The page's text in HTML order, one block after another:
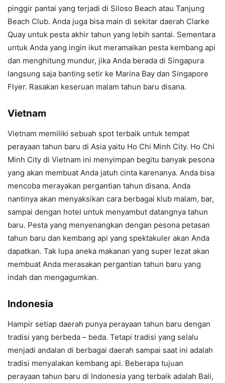
pinggir pantai yang terjadi di Siloso Beach atau Tanjung
Beach Club. Anda juga bisa main di sekitar daerah Clarke
Quay untuk pesta akhir tahun yang lebih santai. Sementara
untuk Anda yang ingin ikut meramaikan pesta kembang api
dan menghitung mundur, jika Anda berada di Singapura
langsung saja banting setir ke Marina Bay dan Singapore
Flyer. Rasakan keseruan malam tahun baru disana.
Vietnam
Vietnam memiliki sebuah spot terbaik untuk tempat
perayaan tahun baru di Asia yaitu Ho Chi Minh City. Ho Chi
Minh City di Vietnam ini menyimpan begitu banyak pesona
yang akan membuat Anda jatuh cinta karenanya. Anda bisa
mencoba merayakan pergantian tahun disana. Anda
nantinya akan menyaksikan cara berbagai klub malam, bar,
sampai dengan hotel untuk menyambut datangnya tahun
baru. Pesta yang menyenangkan dengan pesona petasan
tahun baru dan kembang api yang spektakuler akan Anda
dapatkan. Tak lupa aneka makanan yang super lezat akan
membuat Anda merasakan pergantian tahun baru yang
indah dan mengagumkan.
Indonesia
Hampir setiap daerah punya perayaan tahun baru dengan
tradisi yang berbeda – beda. Tetapi tradisi yang selalu
menjadi andalan di berbagai daerah sampai saat ini adalah
tradisi menyalakan kembang api. Beberapa tujuan
perayaan tahun baru di Indonesia yang terbaik adalah Bali,